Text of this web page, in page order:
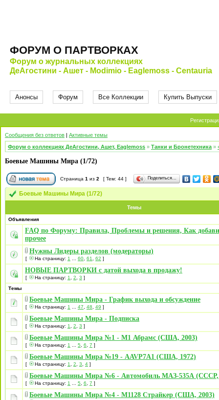
ФОРУМ О ПАРТВОРКАХ
Форум о журнальных коллекциях
ДеАгостини - Ашет - Modimio - Eaglemoss - Centauria
Анонсы Форум Все Коллекции Купить Выпуски
Сообщения без ответов | Активные темы
Форум о коллекциях ДеАгостини, Ашет, Eaglemoss » Танки и Бронетехника »
Боевые Машины Мира (1/72)
Страница 1 из 2 [ Тем: 44 ] Поделиться…
Боевые Машины Мира (1/72)
Темы
Объявления
FAQ по Форуму: Правила, Проблемы и решения, Как
прочее
Нужны Лидеры разделов (модераторы)
[ На страницу: 1 60 61 62 ]
НОВЫЕ ПАРТВОРКИ с датой выхода в продажу!
[ На страницу: 1 2 3 ]
Темы
Боевые Машины Мира - График выхода и обсуждение
[ На страницу: 1 47 48 49 ]
Боевые Машины Мира - Подписка
[ На страницу: 1 2 3 ]
Боевые Машины Мира №1 - M1 Абрамс (США, 2003)
[ На страницу: 1 5 6 7 ]
Боевые Машины Мира №19 - AAVP7A1 (США, 1972)
[ На страницу: 1 2 3 4 ]
Боевые Машины Мира №6 - Автомобиль МАЗ-535А (СССР,
[ На страницу: 1 5 6 7 ]
Боевые Машины Мира №4 - М1128 Страйкер (США, 2003)